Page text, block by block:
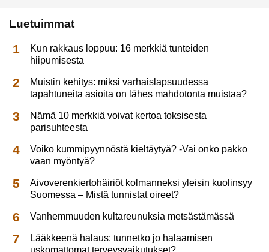
Luetuimmat
Kun rakkaus loppuu: 16 merkkiä tunteiden
hiipumisesta
Muistin kehitys: miksi varhaislapsuudessa
tapahtuneita asioita on lähes mahdotonta muistaa?
Nämä 10 merkkiä voivat kertoa toksisesta
parisuhteesta
Voiko kummipyynnöstä kieltäytyä? -Vai onko pakko
vaan myöntyä?
Aivoverenkiertohäiriöt kolmanneksi yleisin kuolinsyy
Suomessa – Mistä tunnistat oireet?
Vanhemmuuden kultareunuksia metsästämässä
Lääkkeenä halaus: tunnetko jo halaamisen
uskomattomat terveysvaikutukset?